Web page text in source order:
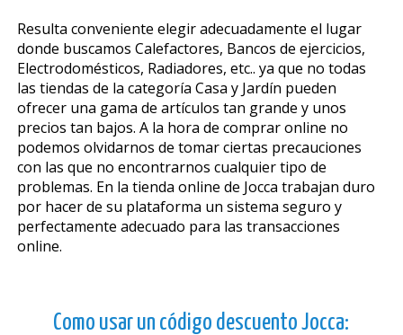
Resulta conveniente elegir adecuadamente el lugar
donde buscamos Calefactores, Bancos de ejercicios,
Electrodomésticos, Radiadores, etc.. ya que no todas
las tiendas de la categoría Casa y Jardín pueden
ofrecer una gama de artículos tan grande y unos
precios tan bajos. A la hora de comprar online no
podemos olvidarnos de tomar ciertas precauciones
con las que no encontrarnos cualquier tipo de
problemas. En la tienda online de Jocca trabajan duro
por hacer de su plataforma un sistema seguro y
perfectamente adecuado para las transacciones
online.
Como usar un código descuento Jocca: